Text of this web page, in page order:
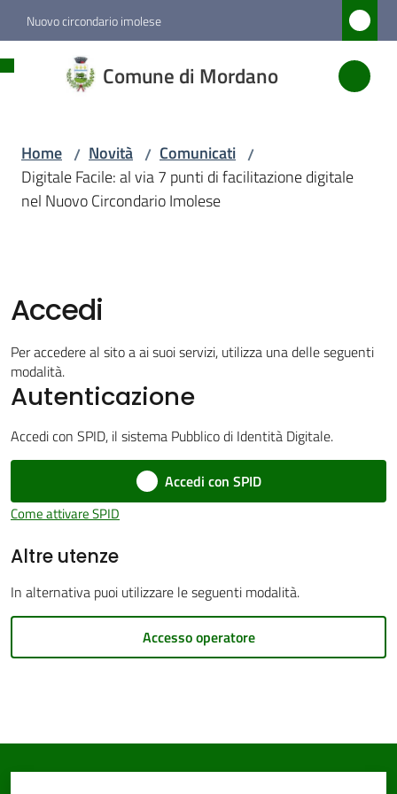
Vai al contenuto
Vai alla navigazione
Vai al footer
Nuovo circondario imolese
Comune di Mordano
di
Amministrazione
Servizi
Vivere
Mordano
PNRR
Servizi
on-
line
Tutti
Home / Novità / Comunicati /
Digitale Facile: al via 7 punti di facilitazione digitale
nel Nuovo Circondario Imolese
Accedi
Per accedere al sito a ai suoi servizi, utilizza una delle seguenti
modalità.
Autenticazione
Accedi con SPID, il sistema Pubblico di Identità Digitale.
Accedi con SPID
Come attivare SPID
Altre utenze
In alternativa puoi utilizzare le seguenti modalità.
Accesso operatore